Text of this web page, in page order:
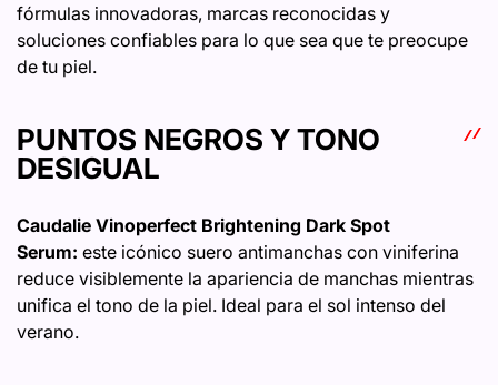
fórmulas innovadoras, marcas reconocidas y
soluciones confiables para lo que sea que te preocupe
de tu piel.
PUNTOS NEGROS Y TONO
DESIGUAL
Caudalie Vinoperfect Brightening Dark Spot
Serum: este icónico suero antimanchas con viniferina
reduce visiblemente la apariencia de manchas mientras
unifica el tono de la piel. Ideal para el sol intenso del
verano.